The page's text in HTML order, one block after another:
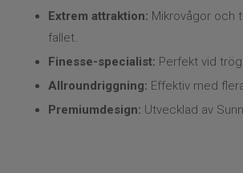
Kläder
Trolling
Extrem attraktion: Mikrovågor och
fallet.
Finesse-specialist: Perfekt vid
Allroundriggning: Effektiv med
Premiumdesign: Utvecklad av